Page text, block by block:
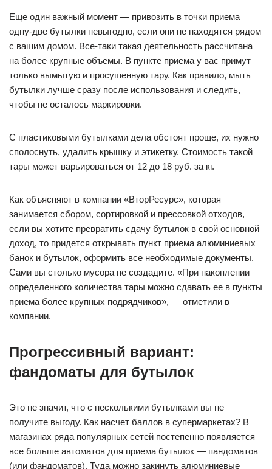
Еще один важный момент — привозить в точки приема
одну-две бутылки невыгодно, если они не находятся рядом
с вашим домом. Все-таки такая деятельность рассчитана
на более крупные объемы. В пункте приема у вас примут
только вымытую и просушенную тару. Как правило, мыть
бутылки лучше сразу после использования и следить,
чтобы не осталось маркировки.
С пластиковыми бутылками дела обстоят проще, их нужно
сполоснуть, удалить крышку и этикетку. Стоимость такой
тары может варьироваться от 12 до 18 руб. за кг.
Как объясняют в компании «ВторРесурс», которая
занимается сбором, сортировкой и прессовкой отходов,
если вы хотите превратить сдачу бутылок в свой основной
доход, то придется открывать пункт приема алюминиевых
банок и бутылок, оформить все необходимые документы.
Сами вы столько мусора не создадите. «При накоплении
определенного количества тары можно сдавать ее в пункты
приема более крупных подрядчиков», — отметили в
компании.
Прогрессивный вариант:
фандоматы для бутылок
Это не значит, что с несколькими бутылками вы не
получите выгоду. Как насчет баллов в супермаркетах? В
магазинах ряда популярных сетей постепенно появляется
все больше автоматов для приема бутылок — пандоматов
(или фандоматов). Туда можно закинуть алюминиевые